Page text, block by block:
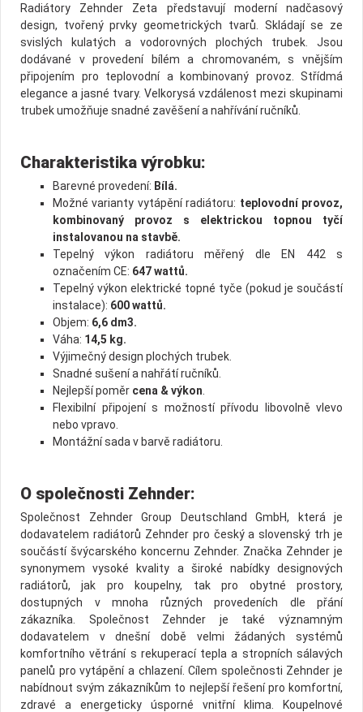
Radiátory Zehnder Zeta představují moderní nadčasový
design, tvořený prvky geometrických tvarů. Skládají se ze
svislých kulatých a vodorovných plochých trubek. Jsou
dodávané v provedení bílém a chromovaném, s vnějším
připojením pro teplovodní a kombinovaný provoz. Střídmá
elegance a jasné tvary. Velkorysá vzdálenost mezi skupinami
trubek umožňuje snadné zavěšení a nahřívání ručníků.
Charakteristika výrobku:
Barevné provedení: Bílá.
Možné varianty vytápění radiátoru: teplovodní provoz,
kombinovaný provoz s elektrickou topnou tyčí
instalovanou na stavbě.
Tepelný výkon radiátoru měřený dle EN 442 s
označením CE: 647 wattů.
Tepelný výkon elektrické topné tyče (pokud je součástí
instalace): 600 wattů.
Objem: 6,6 dm3.
Váha: 14,5 kg.
Výjimečný design plochých trubek.
Snadné sušení a nahřátí ručníků.
Nejlepší poměr cena & výkon
Flexibilní připojení s možností přívodu libovolně vlevo
nebo vpravo.
Montážní sada v barvě radiátoru.
O společnosti Zehnder:
Společnost Zehnder Group Deutschland GmbH, která je
dodavatelem radiátorů Zehnder pro český a slovenský trh je
součástí švýcarského koncernu Zehnder. Značka Zehnder je
synonymem vysoké kvality a široké nabídky designových
radiátorů, jak pro koupelny, tak pro obytné prostory,
dostupných v mnoha různých provedeních dle přání
zákazníka. Společnost Zehnder je také významným
dodavatelem v dnešní době velmi žádaných systémů
komfortního větrání s rekuperací tepla a stropních sálavých
panelů pro vytápění a chlazení. Cílem společnosti Zehnder je
nabídnout svým zákazníkům to nejlepší řešení pro komfortní,
zdravé a energeticky úsporné vnitřní klima. Koupelnové